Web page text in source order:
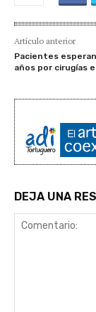
Artículo anterior
Pacientes
años por cirugías
DEJA UNA